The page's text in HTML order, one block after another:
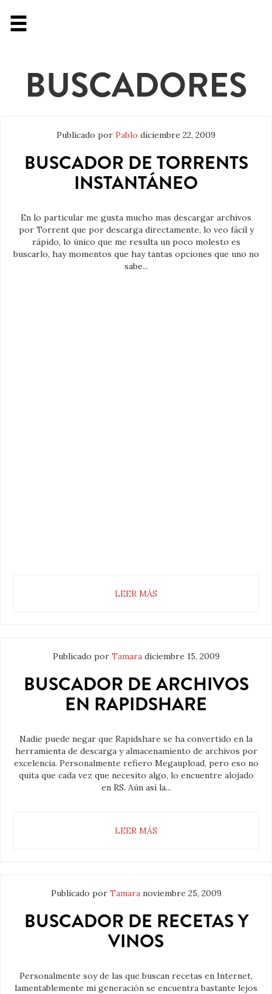
BUSCADORES
Publicado por Pablo diciembre 22, 2009
BUSCADOR DE TORRENTS
INSTANTÁNEO
En lo particular me gusta mucho mas descargar archivos
por Torrent que por descarga directamente, lo veo fácil y
rápido, lo único que me resulta un poco molesto es
buscarlo, hay momentos que hay tantas opciones que uno no
sabe...
LEER MÁS
Publicado por Tamara diciembre 15, 2009
BUSCADOR DE ARCHIVOS
EN RAPIDSHARE
Nadie puede negar que Rapidshare se ha convertido en la
herramienta de descarga y almacenamiento de archivos por
excelencia. Personalmente refiero Megaupload, pero eso no
quita que cada vez que necesito algo, lo encuentre alojado
en RS. Aún así la...
LEER MÁS
Publicado por Tamara noviembre 25, 2009
BUSCADOR DE RECETAS Y
VINOS
Personalmente soy de las que buscan recetas en Internet,
lamentablemente mi generación se encuentra bastante lejos